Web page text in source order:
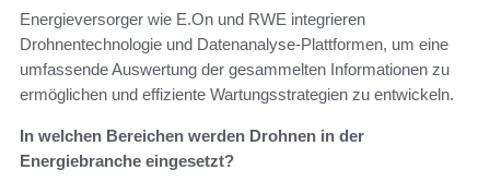
Energieversorger wie E.On und RWE integrieren
Drohnentechnologie und Datenanalyse-Plattformen, um eine
umfassende Auswertung der gesammelten Informationen zu
ermöglichen und effiziente Wartungsstrategien zu entwickeln.
In welchen Bereichen werden Drohnen in der
Energiebranche eingesetzt?